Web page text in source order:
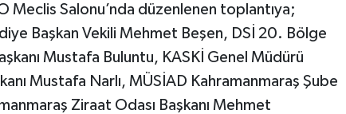
Meclis Salonu’nda düzenlenen toplantıya;
Başkan Vekili Mehmet Beşen, DSİ 20. Bölge
Mustafa Buluntu, KASKİ Genel Müdürü
Mustafa Narlı, MÜSİAD Kahramanmaraş Şube
Ziraat Odası Başkanı Mehmet